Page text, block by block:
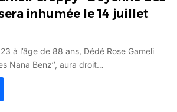
sera inhumée le 14 juillet
à l’âge de 88 ans, Dédé Rose Gameli
Nana Benz’’, aura droit…